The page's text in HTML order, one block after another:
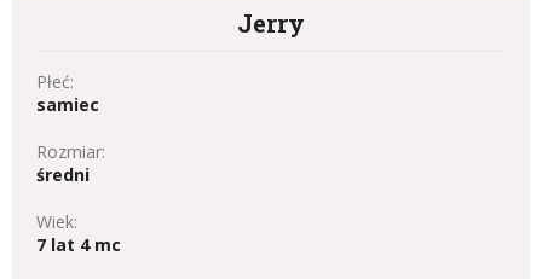
Jerry
Płeć:
samiec
Rozmiar:
średni
Wiek:
7 lat 4 mc